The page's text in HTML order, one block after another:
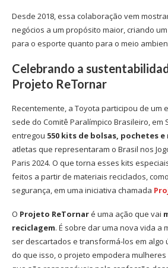
Desde 2018, essa colaboração vem
negócios a um propósito maior, criando
para o esporte quanto para o meio
Celebrando a
Projeto ReTornar
Recentemente, a Toyota participou de um
sede do Comitê Paralímpico Brasileiro, em
entregou 550 kits de bolsas, pochetes e
atletas que representaram o Brasil nos
Paris 2024. O que torna esses kits
feitos a partir de materiais reciclados,
segurança, em uma iniciativa chamada
O Projeto ReTornaré uma ação que vai
reciclagem. É sobre dar uma nova vida a
ser descartados e transformá-los em algo
do que isso, o projeto empodera